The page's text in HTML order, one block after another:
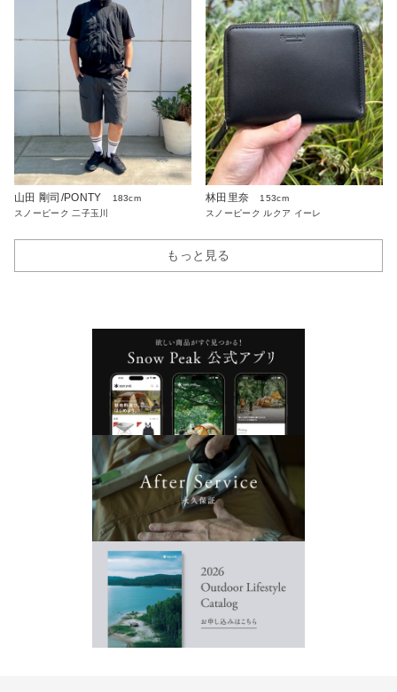
山田 剛司/PONTY
183cm
スノーピーク 二子玉川
林田里奈
153cm
スノーピーク ルクア イーレ
もっと見る